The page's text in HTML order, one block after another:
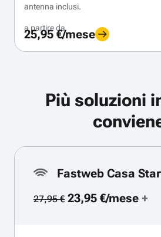
antenna inclusi.
a partire da
25,95 €/mese
Più soluzioni
Fastweb Casa
27,95 €23,95 €/mese+